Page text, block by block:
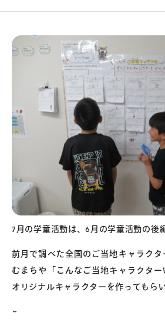
コラム・読み物
7月の学童活動は、6月の学童活動の後
前月で調べた全国のご当地キャラク
むまちや「こんなご当地キャラクタ
オリジナルキャラクターを作ってもら
–